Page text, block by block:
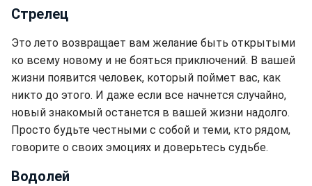
Стрелец
Это лето возвращает вам желание быть открытыми
ко всему новому и не бояться приключений. В вашей
жизни появится человек, который поймет вас, как
никто до этого. И даже если все начнется случайно,
новый знакомый останется в вашей жизни надолго.
Просто будьте честными с собой и теми, кто рядом,
говорите о своих эмоциях и доверьтесь судьбе.
Водолей